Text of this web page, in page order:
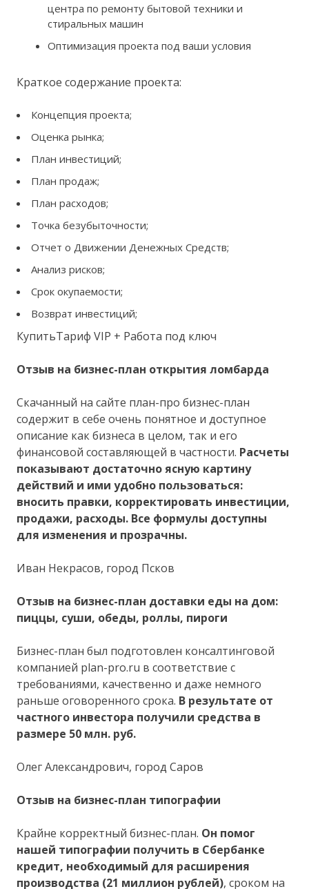
центра по ремонту бытовой техники и
стиральных машин
Оптимизация проекта под ваши условия
Краткое содержание проекта:
Концепция проекта;
Оценка рынка;
План инвестиций;
План продаж;
План расходов;
Точка безубыточности;
Отчет о Движении Денежных Средств;
Анализ рисков;
Срок окупаемости;
Возврат инвестиций;
КупитьТариф VIP + Работа под ключ
Отзыв на бизнес-план открытия ломбарда
Скачанный на сайте план-про бизнес-план
содержит в себе очень понятное и доступное
описание как бизнеса в целом, так и его
финансовой составляющей в частности. Расчеты
показывают достаточно ясную картину
действий и ими удобно пользоваться:
вносить правки, корректировать инвестиции,
продажи, расходы. Все формулы доступны
для изменения и прозрачны.
Иван Некрасов, город Псков
Отзыв на бизнес-план доставки еды на дом:
пиццы, суши, обеды, роллы, пироги
Бизнес-план был подготовлен консалтинговой
компанией plan-pro.ru в соответствие с
требованиями, качественно и даже немного
раньше оговоренного срока. В результате от
частного инвестора получили средства в
размере 50 млн. руб.
Олег Александрович, город Саров
Отзыв на бизнес-план типографии
Крайне корректный бизнес-план. Он помог
нашей типографии получить в Сбербанке
кредит, необходимый для расширения
производства (21 миллион рублей), сроком на